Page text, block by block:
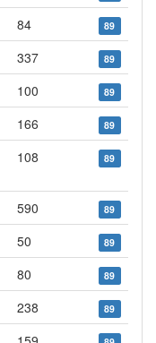
84 89
337 89
100 89
166 89
108 89
590 89
50 89
80 89
238 89